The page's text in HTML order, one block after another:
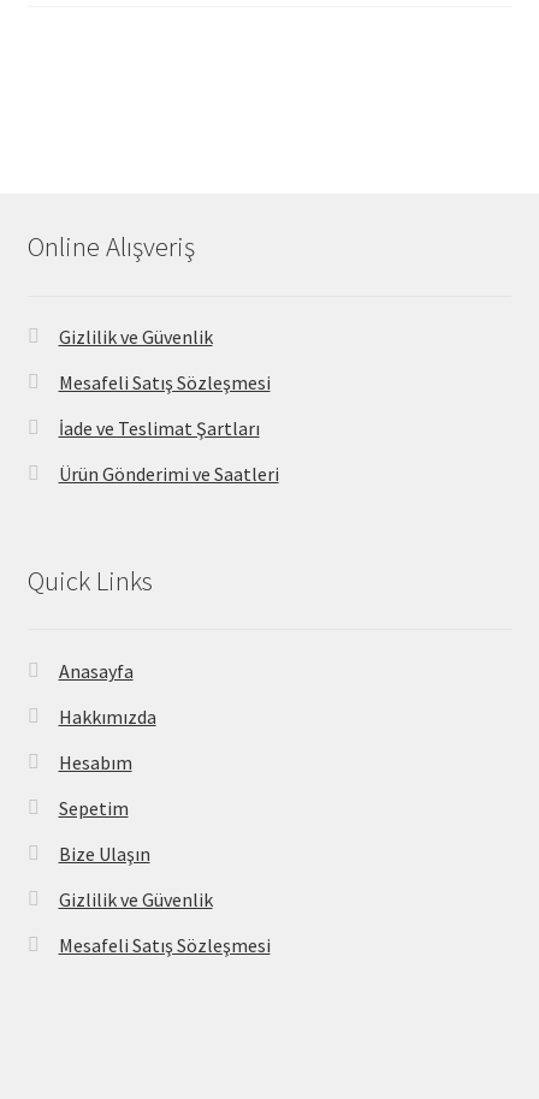
Online Alışveriş
Gizlilik ve Güvenlik
Mesafeli Satış Sözleşmesi
İade ve Teslimat Şartları
Ürün Gönderimi ve Saatleri
Quick Links
Anasayfa
Hakkımızda
Hesabım
Sepetim
Bize Ulaşın
Gizlilik ve Güvenlik
Mesafeli Satış Sözleşmesi